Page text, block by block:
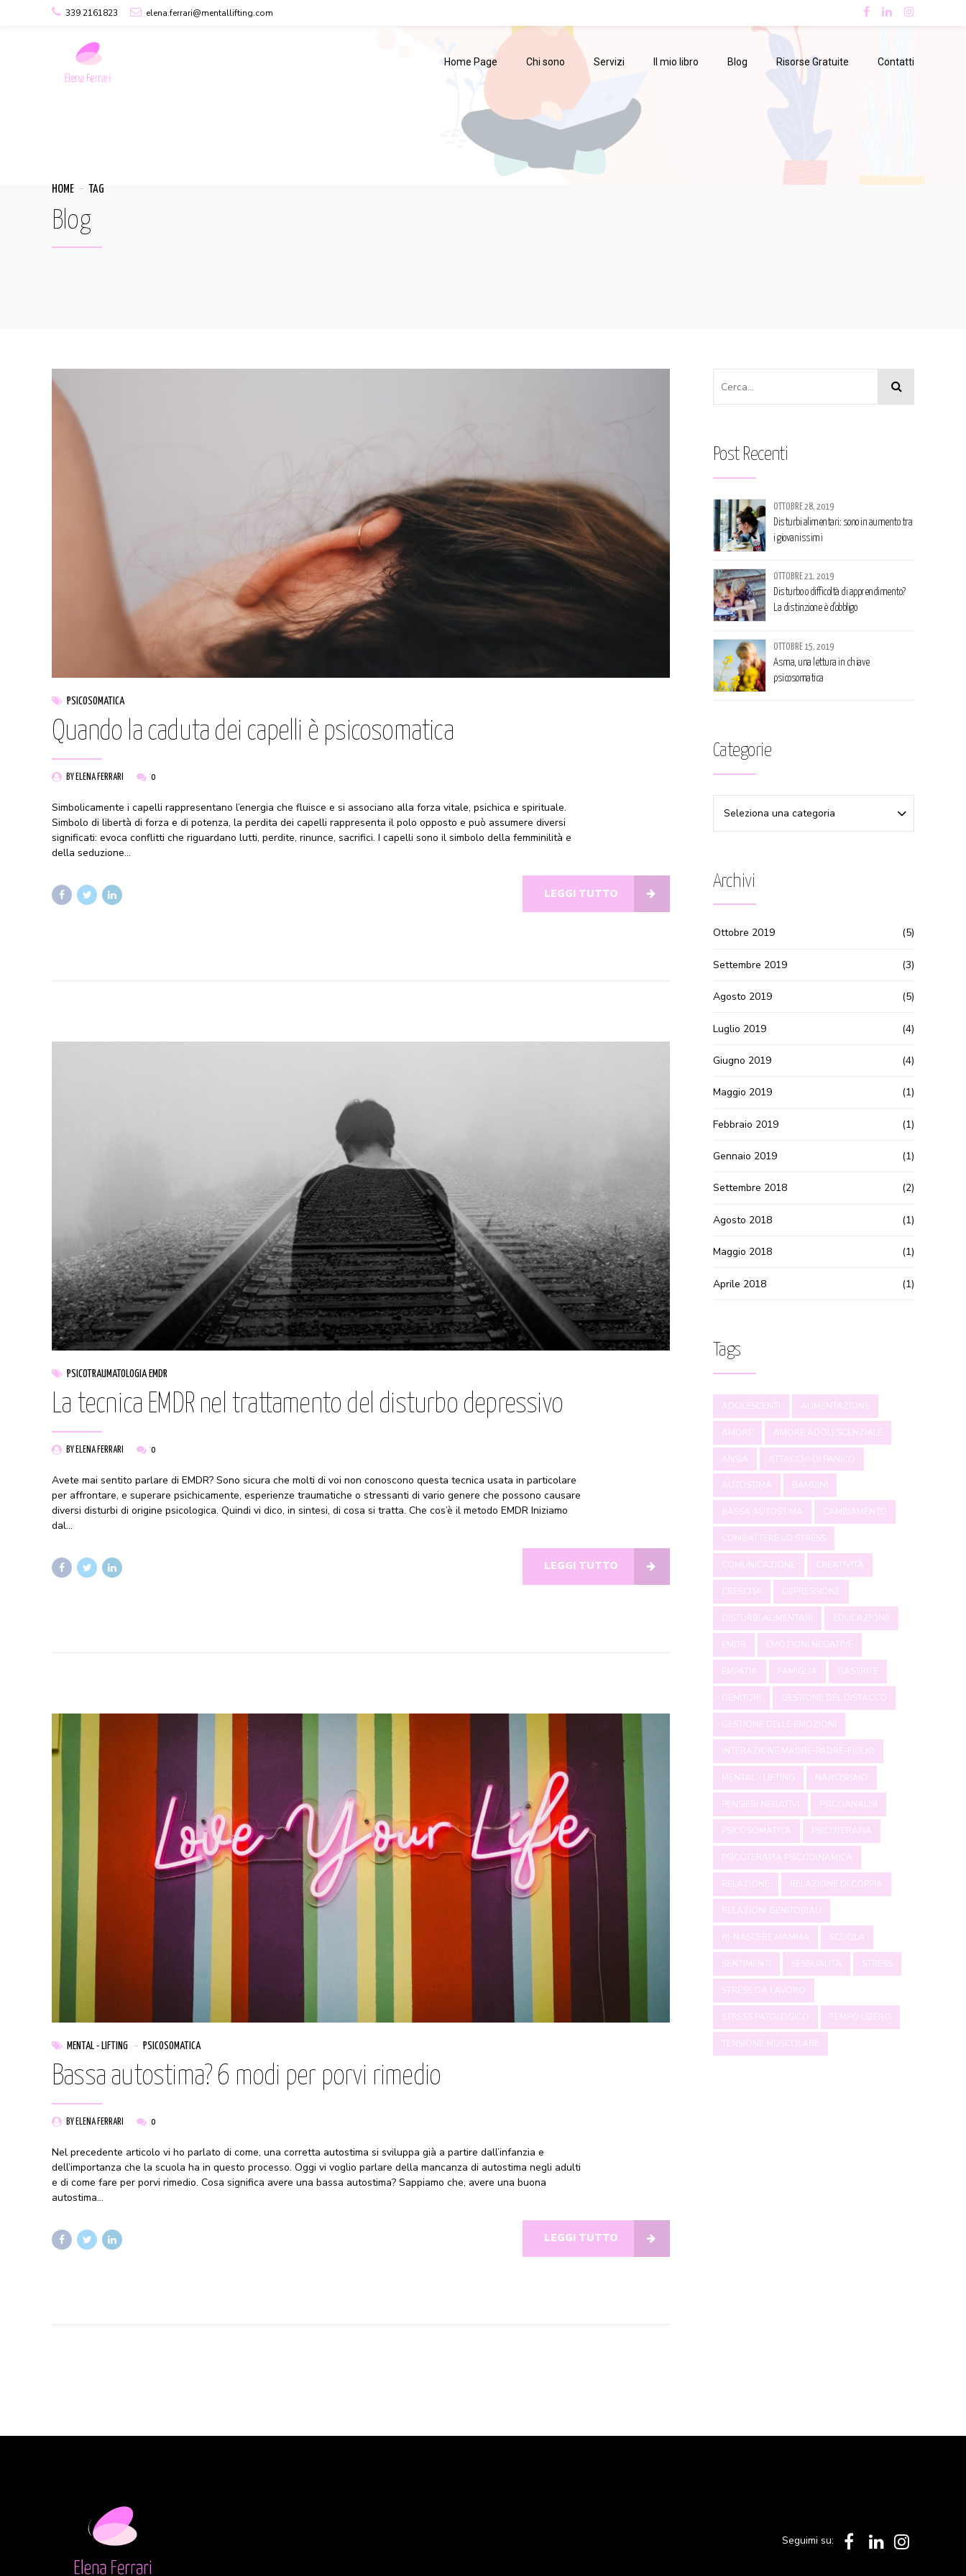
339 2161823 elena.ferrari@mentallifting.com
Home Page Chi sono Servizi Il mio libro Blog Risorse Gratuite Contatti
HOME TAG
Blog
PSICOSOMATICA
Quando la caduta dei capelli è psicosomatica
BY ELENA FERRARI 0
Simbolicamente i capelli rappresentano l’energia che fluisce e si associano alla forza vitale, psichica e spirituale.
Simbolo di libertà di forza e di potenza, la perdita dei capelli rappresenta il polo opposto e può assumere diversi
significati: evoca conflitti che riguardano lutti, perdite, rinunce, sacrifici. I capelli sono il simbolo della femminilità e
della seduzione...
LEGGI TUTTO
PSICOTRAUMATOLOGIA EMDR
La tecnica EMDR nel trattamento del disturbo depressivo
BY ELENA FERRARI 0
Avete mai sentito parlare di EMDR? Sono sicura che molti di voi non conoscono questa tecnica usata in particolare
per affrontare, e superare psichicamente, esperienze traumatiche o stressanti di vario genere che possono causare
diversi disturbi di origine psicologica. Quindi vi dico, in sintesi, di cosa si tratta. Che cos’è il metodo EMDR Iniziamo
dal...
LEGGI TUTTO
MENTAL - LIFTING PSICOSOMATICA
Bassa autostima? 6 modi per porvi rimedio
BY ELENA FERRARI 0
Nel precedente articolo vi ho parlato di come, una corretta autostima si sviluppa già a partire dall’infanzia e
dell’importanza che la scuola ha in questo processo. Oggi vi voglio parlare della mancanza di autostima negli adulti
e di come fare per porvi rimedio. Cosa significa avere una bassa autostima? Sappiamo che, avere una buona
autostima...
LEGGI TUTTO
Post Recenti
OTTOBRE 28, 2019
Disturbi alimentari: sono in aumento tra
i giovanissimi
OTTOBRE 21, 2019
Disturbo o difficoltà di apprendimento?
La distinzione è d’obbligo
OTTOBRE 15, 2019
Asma, una lettura in chiave
psicosomatica
Categorie
Seleziona una categoria
Archivi
Ottobre 2019 (5)
Settembre 2019 (3)
Agosto 2019 (5)
Luglio 2019 (4)
Giugno 2019 (4)
Maggio 2019 (1)
Febbraio 2019 (1)
Gennaio 2019 (1)
Settembre 2018 (2)
Agosto 2018 (1)
Maggio 2018 (1)
Aprile 2018 (1)
Tags
ADOLESCENTI ALIMENTAZIONE
AMORE AMORE ADOLESCENZIALE
ANSIA ATTACCHI DI PANICO
AUTOSTIMA BAMBINI
BASSA AUTOSTIMA CAMBIAMENTO
COMBATTERE LO STRESS
COMUNICAZIONE CREATIVITÀ
CRESCITA DEPRESSIONE
DISTURBI ALIMENTARI EDUCAZIONE
EMDR EMOZIONI NEGATIVE
EMPATIA FAMIGLIA GASTRITE
GENITORI GESTIONE DEL DISTACCO
GESTIONE DELLE EMOZIONI
INTERAZIONE MADRE-PADRE-FIGLIO
MENTAL - LIFTING NARCISISMO
PENSIERI NEGATIVI PSICOANALISI
PSICOSOMATICA PSICOTERAPIA
PSICOTERAPIA PSICODINAMICA
RELAZIONE RELAZIONE DI COPPIA
RELAZIONI GENITORIALI
RI-NASCERE MAMMA SCUOLA
SENTIMENTI SESSUALITÀ STRESS
STRESS DA LAVORO
STRESS PATOLOGICO TEMPO LIBERO
TENSIONE MUSCOLARE
Seguimi su: